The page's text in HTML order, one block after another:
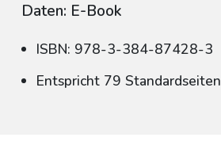
Daten: E-Book
ISBN: 978-3-384-87428-3
Entspricht 79 Standardseiten